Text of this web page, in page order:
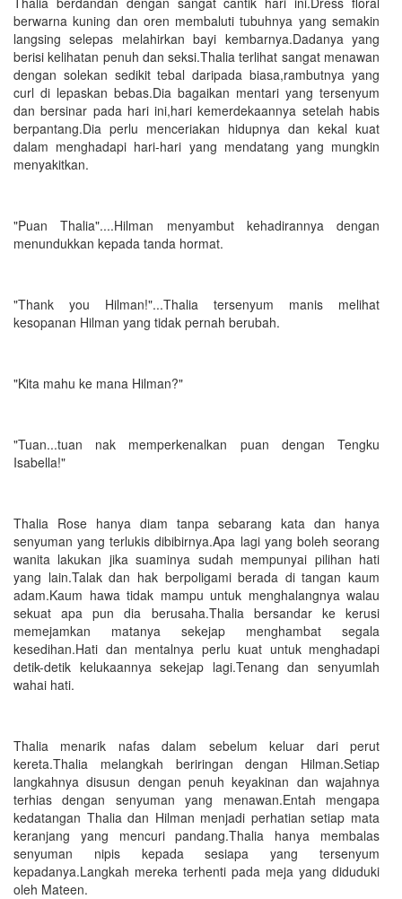
berwarna kuning dan oren membaluti tubuhnya yang semakin
langsing selepas melahirkan bayi kembarnya.Dadanya yang
berisi kelihatan penuh dan seksi.Thalia terlihat sangat menawan
dengan solekan sedikit tebal daripada biasa,rambutnya yang
curl di lepaskan bebas.Dia bagaikan mentari yang tersenyum
dan bersinar pada hari ini,hari kemerdekaannya setelah habis
berpantang.Dia perlu menceriakan hidupnya dan kekal kuat
dalam menghadapi hari-hari yang mendatang yang mungkin
menyakitkan.
"Puan Thalia"....Hilman menyambut kehadirannya dengan
menundukkan kepada tanda hormat.
"Thank you Hilman!"...Thalia tersenyum manis melihat
kesopanan Hilman yang tidak pernah berubah.
"Kita mahu ke mana Hilman?"
"Tuan...tuan nak memperkenalkan puan dengan Tengku
Isabella!"
Thalia Rose hanya diam tanpa sebarang kata dan hanya
senyuman yang terlukis dibibirnya.Apa lagi yang boleh seorang
wanita lakukan jika suaminya sudah mempunyai pilihan hati
yang lain.Talak dan hak berpoligami berada di tangan kaum
adam.Kaum hawa tidak mampu untuk menghalangnya walau
sekuat apa pun dia berusaha.Thalia bersandar ke kerusi
memejamkan matanya sekejap menghambat segala
kesedihan.Hati dan mentalnya perlu kuat untuk menghadapi
detik-detik kelukaannya sekejap lagi.Tenang dan senyumlah
wahai hati.
Thalia menarik nafas dalam sebelum keluar dari perut
kereta.Thalia melangkah beriringan dengan Hilman.Setiap
langkahnya disusun dengan penuh keyakinan dan wajahnya
terhias dengan senyuman yang menawan.Entah mengapa
kedatangan Thalia dan Hilman menjadi perhatian setiap mata
keranjang yang mencuri pandang.Thalia hanya membalas
senyuman nipis kepada sesiapa yang tersenyum
kepadanya.Langkah mereka terhenti pada meja yang diduduki
oleh Mateen.